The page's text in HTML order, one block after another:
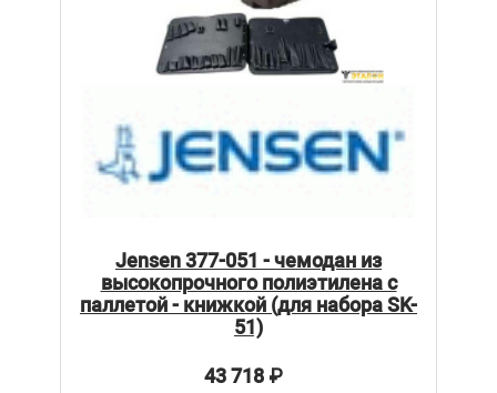
Jensen 377-051 - чемодан из
высокопрочного полиэтилена с
паллетой - книжкой (для набора SK-
51)
43 718₽